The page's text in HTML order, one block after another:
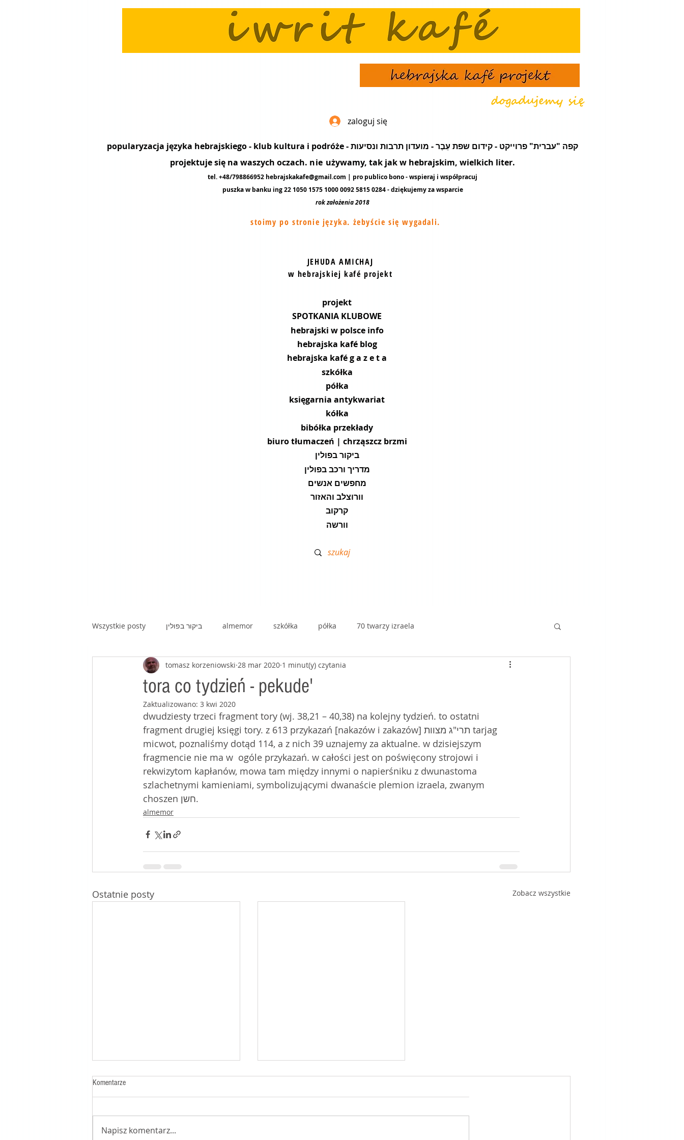
zaloguj się
popularyzacja języka hebrajskiego - klub kultura i podróże - קפה "עברית" פרוייקט - קידום שפת עֵבֶר - מועדון תרבות ונסיעות
projektuje się na waszych oczach. nie używamy, tak jak w hebrajskim, wielkich liter.
tel. +48/798866952 hebrajskakafe@gmail.com | pro publico bono - wspieraj i współpracuj
puszka w banku ing 22 1050 1575 1000 0092 5815 0284 - dziękujemy zawsparcie
rok założenia 2018
stoimy po stronie języka. żebyście się wygadali.
JEHUDA AMICHAJ
w hebrajskiej kafé projekt
projekt
SPOTKANIA KLUBOWE
hebrajski w polsce info
hebrajska kafé blog
hebrajska kafé g a z e t a
szkółka
półka
księgarnia antykwariat
kółka
bibółka przekłady
biuro tłumaczeń | chrząszcz brzmi
ביקור בפולין
מדריך ורכב בפולין
מחפשים אנשים
וורוצלב והאזור
קרקוב
וורשה
Wszystkie posty ביקור בפולין almemor szkółka półka 70 twarzy izraela
kawa z hebrajską prozą|poezją|dramą stolik zdrajców - przekłady
mój stolik w kafé
tora co tydzień - pekude'
tomasz korzeniowski 28 mar 2020 1 minut(y) czytania
Zaktualizowano: 3 kwi 2020
dwudziesty trzeci fragment tory (wj. 38,21 – 40,38) na kolejny tydzień. to ostatni
fragment drugiej księgi tory. z 613 przykazań [nakazów i zakazów] תרי"ג מצוות tarjag
micwot, poznaliśmy dotąd 114, a z nich 39 uznajemy za aktualne. w dzisiejszym
fragmencie nie ma w  ogóle przykazań. w całości jest on poświęcony strojowi i
rekwizytom kapłanów, mowa tam między innymi o napierśniku z dwunastoma
szlachetnymi kamieniami, symbolizującymi dwanaście plemion izraela, zwanym
choszen חשן.
almemor
Ostatnie posty Zobacz wszystkie
Komentarze
Napisz komentarz...